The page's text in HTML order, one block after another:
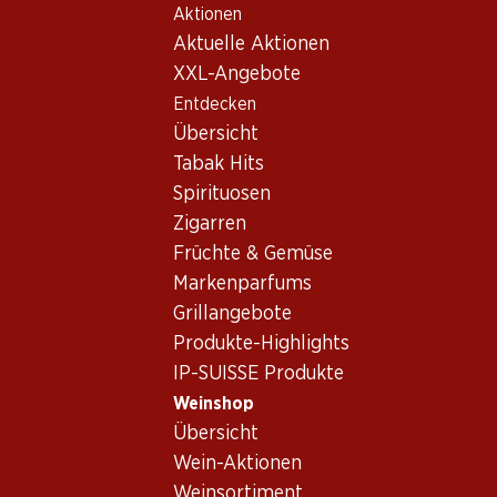
Aktionen
Aktuelle Aktionen
XXL-Angebote
Entdecken
Übersicht
Tabak Hits
Spirituosen
Zigarren
Früchte & Gemüse
Markenparfums
Grillangebote
Produkte-Highlights
IP-SUISSE Produkte
Weinshop
Übersicht
Wein-Aktionen
Wein/Champagner
Sizilien
Inycon Nero d’Avola Riserva Sicilia DOC
Vorderseite Rückseite